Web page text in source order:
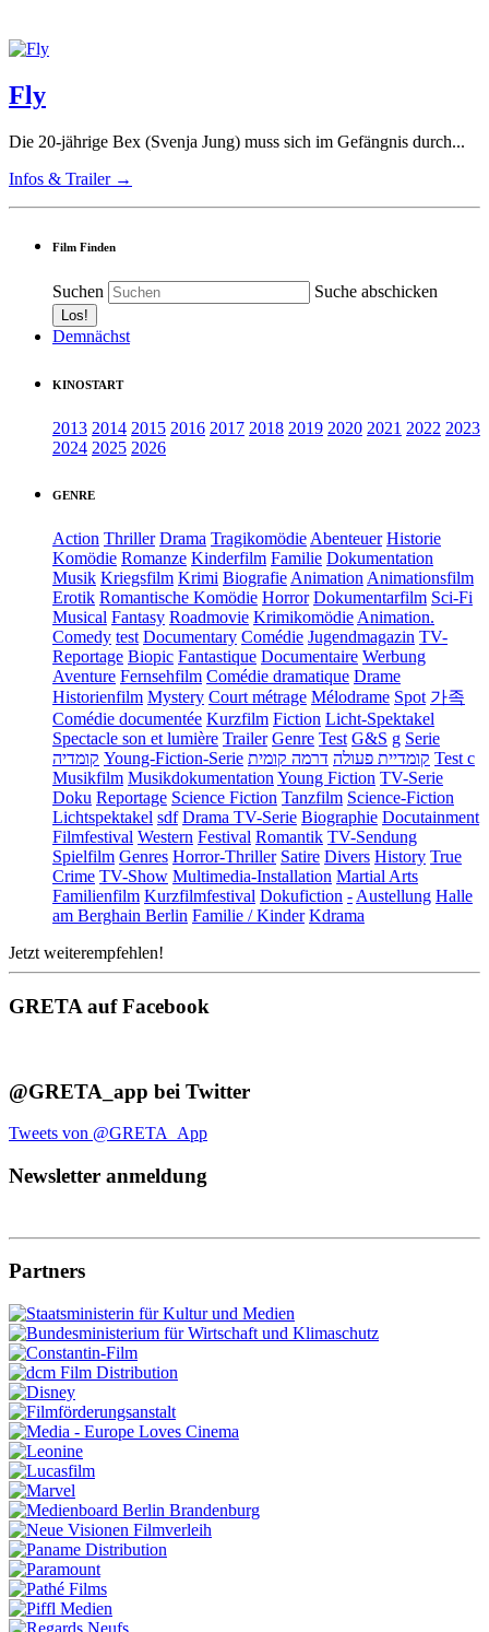
Fly
Die 20-jährige Bex (Svenja Jung) muss sich im Gefängnis durch...
Infos & Trailer →
Film Finden
Suchen Suche abschicken
Demnächst
KINOSTART
2013 2014 2015 2016 2017 2018 2019 2020 2021 2022 2023
2024 2025 2026
GENRE
Action Thriller Drama TragikomödieAbenteuer Historie
Komödie Romanze Kinderfilm Familie Dokumentation
Musik Kriegsfilm Krimi BiografieAnimationAnimationsfilm
Erotik Romantische Komödie Horror Dokumentarfilm Sci-Fi
Musical Fantasy Roadmovie KrimikomödieAnimation.
Comedy test Documentary Comédie Jugendmagazin TV-
Reportage Biopic Fantastique Documentaire Werbung
Aventure Fernsehfilm Comédie dramatique Drame
Historienfilm Mystery Court métrage Mélodrame Spot 가족
Comédie documentée Kurzfilm Fiction Licht-Spektakel
Spectacle son et lumière Trailer Genre Test G&S g Serie
קומדיה Young-Fiction-Serie קומדיית פעולה דרמה קומית
Test c
Musikfilm MusikdokumentationYoung Fiction TV-Serie
Doku Reportage Science Fiction Tanzfilm Science-Fiction
Lichtspektakel sdf Drama TV-Serie Biographie Docutainment
Filmfestival Western Festival Romantik TV-Sendung
Spielfilm Genres Horror-Thriller Satire Divers History True
Crime TV-Show Multimedia-Installation Martial Arts
Familienfilm Kurzfilmfestival Dokufiction -Austellung Halle
am Berghain Berlin Familie / Kinder Kdrama
Jetzt weiterempfehlen!
GRETA auf Facebook
@GRETA_app bei Twitter
Tweets von @GRETA_App
Newsletter anmeldung
Partners